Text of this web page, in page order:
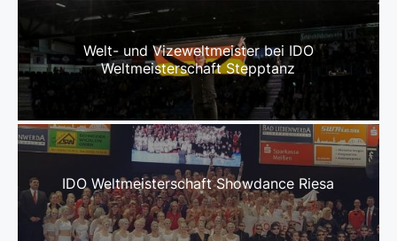
Welt- und Vizeweltmeister bei IDO
Weltmeisterschaft Stepptanz
IDO Weltmeisterschaft Showdance Riesa